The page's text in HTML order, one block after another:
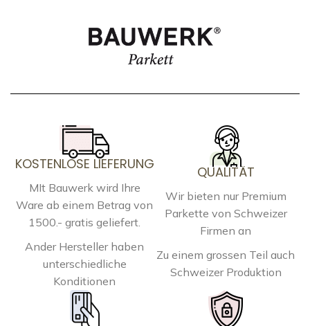
KOSTENLOSE LIEFERUNG
MIt Bauwerk wird Ihre
Ware ab einem Betrag von
1500.- gratis geliefert.
Ander Hersteller haben
unterschiedliche
Konditionen
QUALITÄT
Wir bieten nur Premium
Parkette von Schweizer
Firmen an
Zu einem grossen Teil auch
Schweizer Produktion